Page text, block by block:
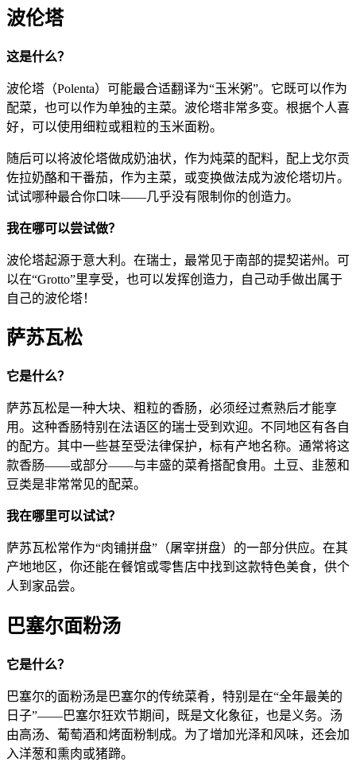
波伦塔
这是什么？
波伦塔（Polenta）可能最合适翻译为“玉米粥”。它既可以作为
配菜，也可以作为单独的主菜。波伦塔非常多变。根据个人喜
好，可以使用细粒或粗粒的玉米面粉。
随后可以将波伦塔做成奶油状，作为炖菜的配料，配上戈尔贡
佐拉奶酪和干番茄，作为主菜，或变换做法成为波伦塔切片。
试试哪种最合你口味——几乎没有限制你的创造力。
我在哪可以尝试做？
波伦塔起源于意大利。在瑞士，最常见于南部的提契诺州。可
以在“Grotto”里享受，也可以发挥创造力，自己动手做出属于
自己的波伦塔！
萨苏瓦松
它是什么？
萨苏瓦松是一种大块、粗粒的香肠，必须经过煮熟后才能享
用。这种香肠特别在法语区的瑞士受到欢迎。不同地区有各自
的配方。其中一些甚至受法律保护，标有产地名称。通常将这
款香肠——或部分——与丰盛的菜肴搭配食用。土豆、韭葱和
豆类是非常常见的配菜。
我在哪里可以试试？
萨苏瓦松常作为“肉铺拼盘”（屠宰拼盘）的一部分供应。在其
产地地区，你还能在餐馆或零售店中找到这款特色美食，供个
人到家品尝。
巴塞尔面粉汤
它是什么？
巴塞尔的面粉汤是巴塞尔的传统菜肴，特别是在“全年最美的
日子”——巴塞尔狂欢节期间，既是文化象征，也是义务。汤
由高汤、葡萄酒和烤面粉制成。为了增加光泽和风味，还会加
入洋葱和熏肉或猪蹄。